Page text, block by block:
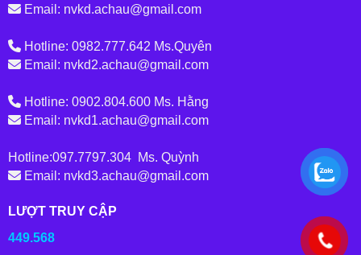
Email: nvkd.achau@gmail.com
Hotline: 0982.777.642 Ms.Quyên
Email: nvkd2.achau@gmail.com
Hotline: 0902.804.600 Ms. Hằng
Email: nvkd1.achau@gmail.com
Hotline:097.7797.304 Ms. Quỳnh
Email: nvkd3.achau@gmail.com
LƯỢT TRUY CẬP
449.568